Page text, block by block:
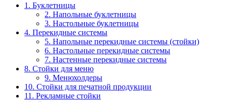
1. Буклетницы
2. Напольные буклетницы
3. Настольные буклетницы
4. Перекидные системы
5. Напольные перекидные системы (стойки)
6. Настольные перекидные системы
7. Настенные перекидные системы
8. Стойки для меню
9. Менюхолдеры
10. Стойки для печатной продукции
11. Рекламные стойки